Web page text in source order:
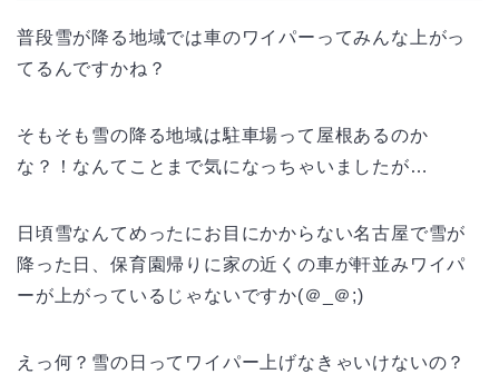
普段雪が降る地域では車のワイパーってみんな上がっ
てるんですかね？
そもそも雪の降る地域は駐車場って屋根あるのか
な？！なんてことまで気になっちゃいましたが…
日頃雪なんてめったにお目にかからない名古屋で雪が
降った日、保育園帰りに家の近くの車が軒並みワイパ
ーが上がっているじゃないですか(＠_＠;)
えっ何？雪の日ってワイパー上げなきゃいけないの？